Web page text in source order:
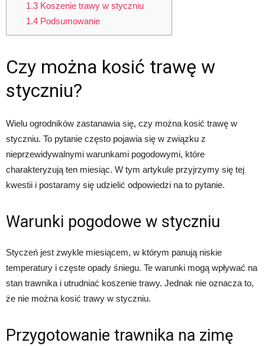
1.3Koszenie trawy w styczniu
1.4Podsumowanie
Czy można kosić trawę w
styczniu?
Wielu ogrodników zastanawia się, czy można kosić trawę w
styczniu. To pytanie często pojawia się w związku z
nieprzewidywalnymi warunkami pogodowymi, które
charakteryzują ten miesiąc. W tym artykule przyjrzymy się tej
kwestii i postaramy się udzielić odpowiedzi na to pytanie.
Warunki pogodowe w styczniu
Styczeń jest zwykle miesiącem, w którym panują niskie
temperatury i częste opady śniegu. Te warunki mogą wpływać na
stan trawnika i utrudniać koszenie trawy. Jednak nie oznacza to,
że nie można kosić trawy w styczniu.
Przygotowanie trawnika na zimę